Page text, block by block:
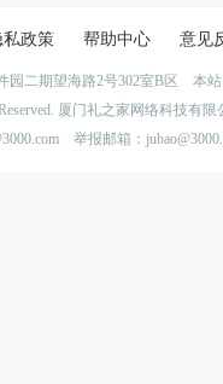
私政策 帮助中心 意见
园二期望海路2号302室B区 本
Reserved. 厦门礼之家网络科技
举报邮箱：